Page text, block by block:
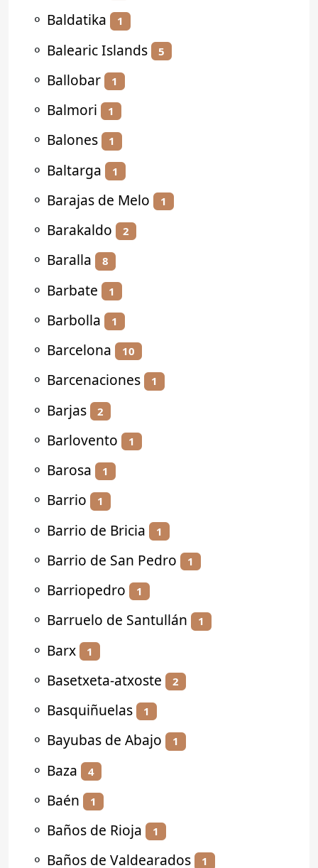
⚬ Baldatika 1
⚬ Balearic Islands 5
⚬ Ballobar 1
⚬ Balmori 1
⚬ Balones 1
⚬ Baltarga 1
⚬ Barajas de Melo 1
⚬ Barakaldo 2
⚬ Baralla 8
⚬ Barbate 1
⚬ Barbolla 1
⚬ Barcelona 10
⚬ Barcenaciones 1
⚬ Barjas 2
⚬ Barlovento 1
⚬ Barosa 1
⚬ Barrio 1
⚬ Barrio de Bricia 1
⚬ Barrio de San Pedro 1
⚬ Barriopedro 1
⚬ Barruelo de Santullán 1
⚬ Barx 1
⚬ Basetxeta-atxoste 2
⚬ Basquiñuelas 1
⚬ Bayubas de Abajo 1
⚬ Baza 4
⚬ Baén 1
⚬ Baños de Rioja 1
⚬ Baños de Valdearados 1